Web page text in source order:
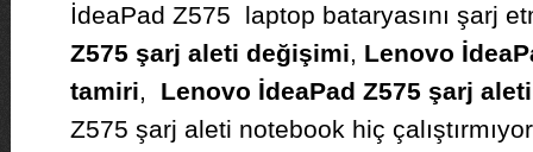
İdeaPad Z575 laptop bataryasını şarj
Z575 şarj aleti değişimi, Lenovo
tamiri, Lenovo İdeaPad Z575 şarj
Z575 şarj aleti notebook hiç